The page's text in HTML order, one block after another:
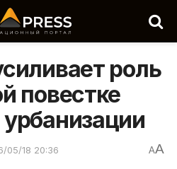
роль
повестке
05/18 20:36 AA